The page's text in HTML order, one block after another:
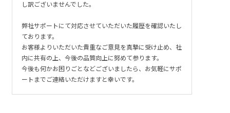
電源ボタンのLEDが点滅することが分かりました。
「基本的にはパソコン出荷時の状態でのご利用のご案内」
なら、
電源ボタンが点滅するという動作を製品の仕様として分か
っていないとおかしいと思います。
ハードウェアマニュアルかスタートアップガイドに記載が
し訳ございませんでした。
弊社サポートにて対応させていただいた履歴を確認いたし
ております。
お客様よりいただいた貴重なご意見を真摯に受け止め、社
内に共有の上、今後の品質向上に努めて参ります。
今後も何かお困りごとなどございましたら、お気軽にサポ
ートまでご連絡いただけますと幸いです。